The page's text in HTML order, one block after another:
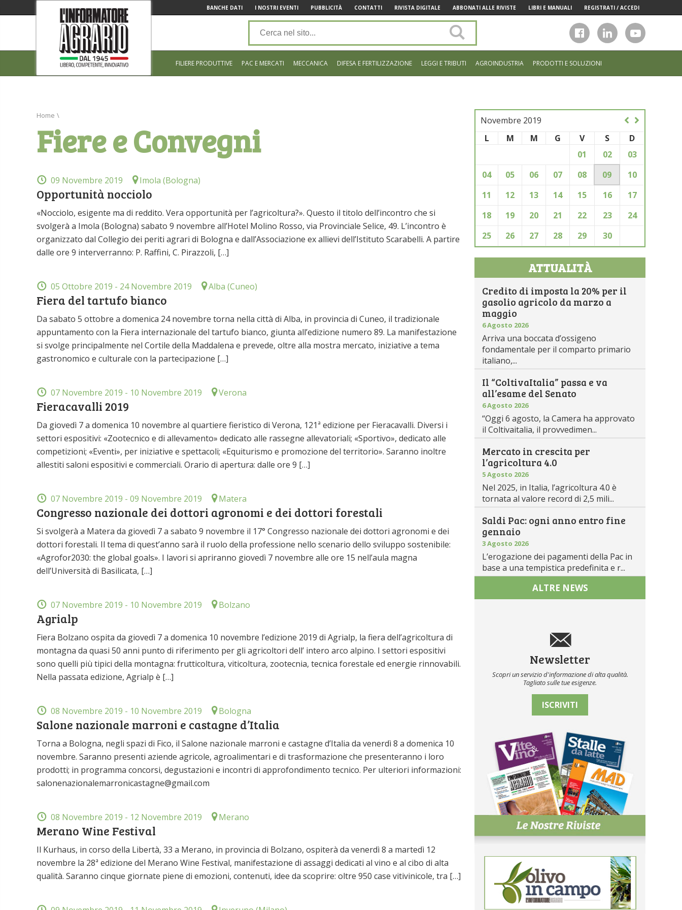
BANCHE DATI I NOSTRI EVENTI PUBBLICITÀ CONTATTI RIVISTA DIGITALE ABBONATI ALLE RIVISTE LIBRI E MANUALI REGISTRATI / ACCEDI
sito
FILIERE PRODUTTIVE PAC E MERCATI MECCANICA DIFESA E FERTILIZZAZIONE LEGGI E TRIBUTI AGROINDUSTRIA PRODOTTI E SOLUZIONI
Home \
Fiere e Convegni
09 Novembre 2019 Imola (Bologna)
Opportunità nocciolo
«Nocciolo, esigente ma di reddito. Vera opportunità per l’agricoltura?». Questo il titolo dell’incontro che si
svolgerà a Imola (Bologna) sabato 9 novembre all’Hotel Molino Rosso, via Provinciale Selice, 49. L’incontro è
organizzato dal Collegio dei periti agrari di Bologna e dall’Associazione ex allievi dell’Istituto Scarabelli. A partire
dalle ore 9 interverranno: P. Raffini, C. Pirazzoli, […]
05 Ottobre 2019 - 24 Novembre 2019 Alba (Cuneo)
Fiera del tartufo bianco
Da sabato 5 ottobre a domenica 24 novembre torna nella città di Alba, in provincia di Cuneo, il tradizionale
appuntamento con la Fiera internazionale del tartufo bianco, giunta all’edizione numero 89. La manifestazione
si svolge principalmente nel Cortile della Maddalena e prevede, oltre alla mostra mercato, iniziative a tema
gastronomico e culturale con la partecipazione […]
07 Novembre 2019 - 10 Novembre 2019 Verona
Fieracavalli 2019
Da giovedì 7 a domenica 10 novembre al quartiere fieristico di Verona, 121ª edizione per Fieracavalli. Diversi i
settori espositivi: «Zootecnico e di allevamento» dedicato alle rassegne allevatoriali; «Sportivo», dedicato alle
competizioni; «Eventi», per iniziative e spettacoli; «Equiturismo e promozione del territorio». Saranno inoltre
allestiti saloni espositivi e commerciali. Orario di apertura: dalle ore 9 […]
07 Novembre 2019 - 09 Novembre 2019 Matera
Congresso nazionale dei dottori agronomi e dei dottori forestali
Si svolgerà a Matera da giovedì 7 a sabato 9 novembre il 17° Congresso nazionale dei dottori agronomi e dei
dottori forestali. Il tema di quest’anno sarà il ruolo della professione nello scenario dello sviluppo sostenibile:
«Agrofor2030: the global goals». I lavori si apriranno giovedì 7 novembre alle ore 15 nell’aula magna
dell’Università di Basilicata, […]
07 Novembre 2019 - 10 Novembre 2019 Bolzano
Agrialp
Fiera Bolzano ospita da giovedì 7 a domenica 10 novembre l’edizione 2019 di Agrialp, la fiera dell’agricoltura di
montagna da quasi 50 anni punto di riferimento per gli agricoltori dell’ intero arco alpino. I settori espositivi
sono quelli più tipici della montagna: frutticoltura, viticoltura, zootecnia, tecnica forestale ed energie rinnovabili.
Nella passata edizione, Agrialp è […]
08 Novembre 2019 - 10 Novembre 2019 Bologna
Salone nazionale marroni e castagne d’Italia
Torna a Bologna, negli spazi di Fico, il Salone nazionale marroni e castagne d’Italia da venerdì 8 a domenica 10
novembre. Saranno presenti aziende agricole, agroalimentari e di trasformazione che presenteranno i loro
prodotti; in programma concorsi, degustazioni e incontri di approfondimento tecnico. Per ulteriori informazioni:
salonenazionalemarronicastagne@gmail.com
08 Novembre 2019 - 12 Novembre 2019 Merano
Merano Wine Festival
Il Kurhaus, in corso della Libertà, 33 a Merano, in provincia di Bolzano, ospiterà da venerdì 8 a martedì 12
novembre la 28ª edizione del Merano Wine Festival, manifestazione di assaggi dedicati al vino e al cibo di alta
qualità. Saranno cinque giornate piene di emozioni, contenuti, idee da scoprire: oltre 950 case vitivinicole, tra […]
Novembre 2019
L
M M G V S
D
01
02
03
04
05 06 07 08 09
10
11
12 13 14 15 16
17
18
19 20 21 22 23
24
25
26 27 28 29 30
ATTUALITÀ
Credito di imposta la 20% per il
gasolio agricolo da marzo a
maggio
6 Agosto 2026
Arriva una boccata d’ossigeno
fondamentale per il comparto primario
italiano,...
Il “ColtivaItalia” passa e va
all’esame del Senato
6 Agosto 2026
“Oggi 6 agosto, la Camera ha approvato
il Coltivaitalia, il provvedimen...
Mercato in crescita per
l’agricoltura 4.0
5 Agosto 2026
Nel 2025, in Italia, l’agricoltura 4.0 è
tornata al valore record di 2,5 mili...
Saldi Pac: ogni anno entro fine
gennaio
3 Agosto 2026
L’erogazione dei pagamenti della Pac in
base a una tempistica predefinita e r...
ALTRE NEWS
Newsletter
Scopri un servizio d'informazione di alta qualità.
Tagliato sulle tue esigenze.
ISCRIVITI